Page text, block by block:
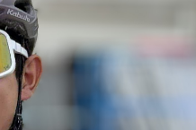
録
ー
とは